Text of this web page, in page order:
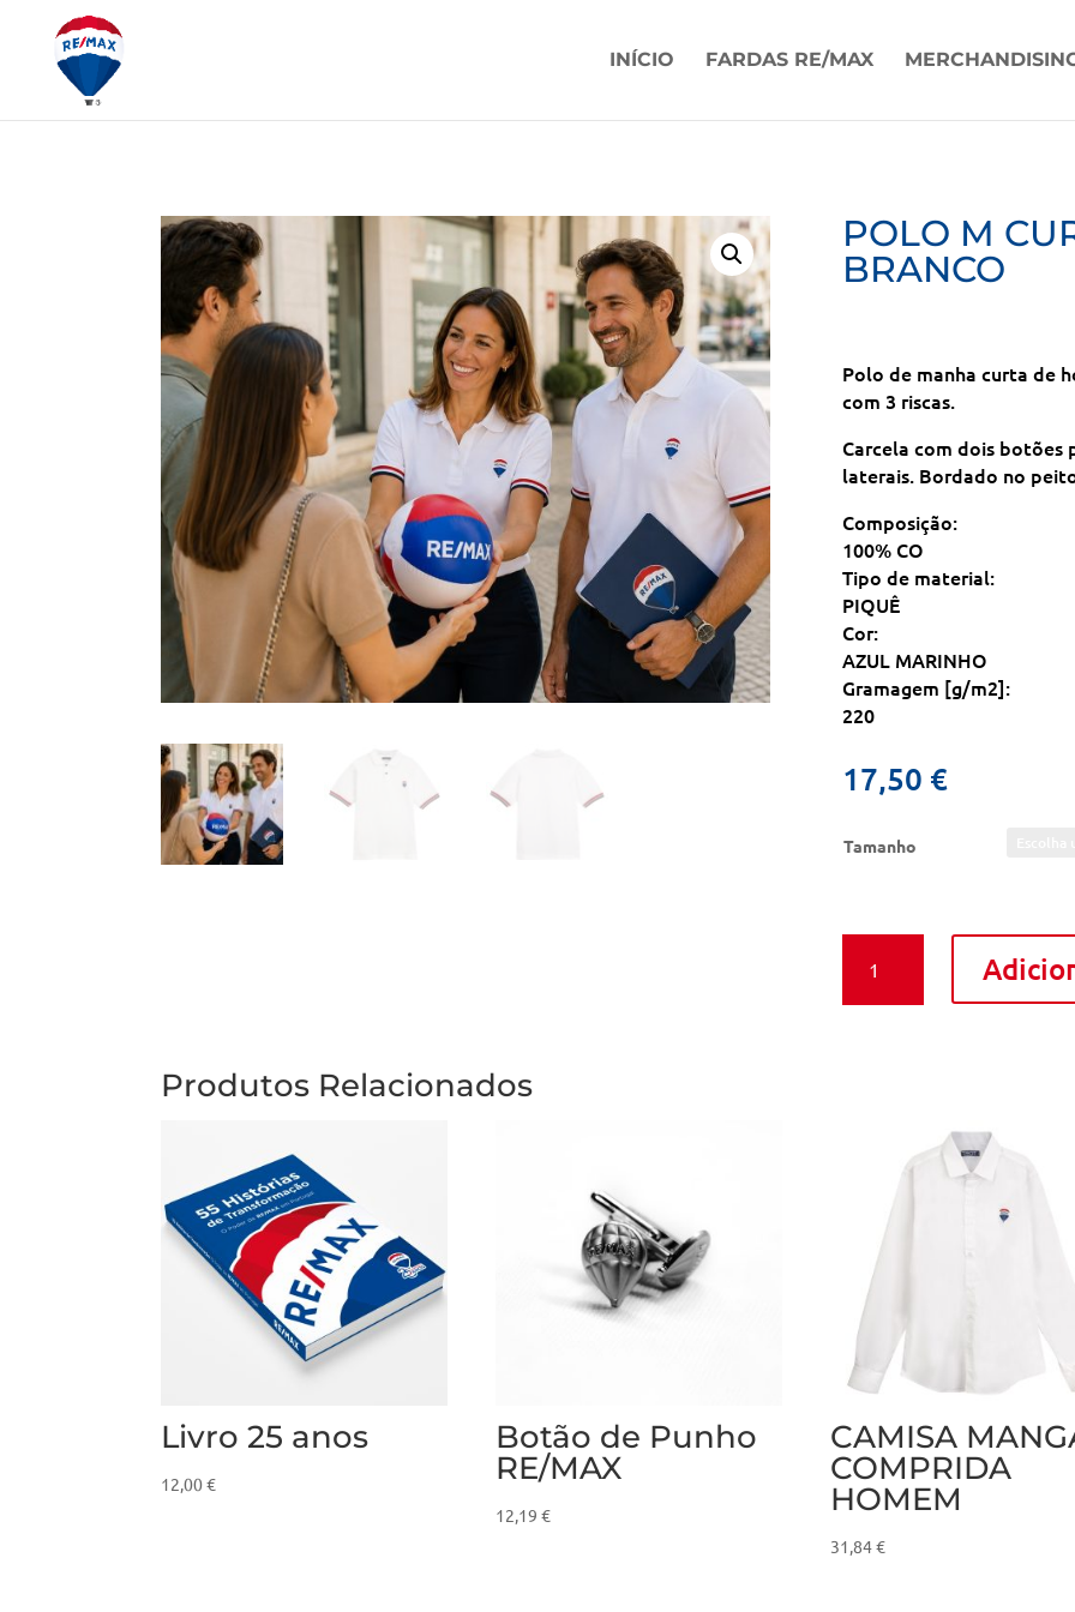
INÍCIO FARDAS RE/MAX
POLO M
BRANCO
Polo de manha curta de
com 3 riscas.
Carcela com dois botões
laterais. Bordado no
Composição:
100% CO
Tipo de material:
PIQUÊ
Cor:
AZUL MARINHO
Gramagem [g/m2]:
220
17,50 €
Tamanho
POLO
Produtos Relacionados
Livro 25 anos
12,00€
Botão de Punho
RE/MAX
12,19€
CAMISA
COMPRIDA
HOMEM
31,84€